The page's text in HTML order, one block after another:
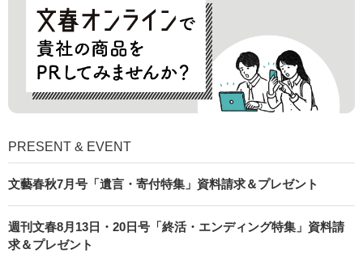
PRESENT & EVENT
文藝春秋7月号「遺言・寄付特集」資料請求＆プレゼント
週刊文春8月13日・20日号「終活・エンディング特集」資料請
求＆プレゼント